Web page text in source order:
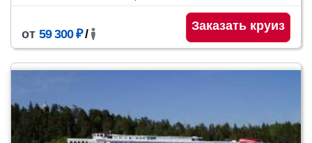
от 59 300 ₽/
Заказать круиз